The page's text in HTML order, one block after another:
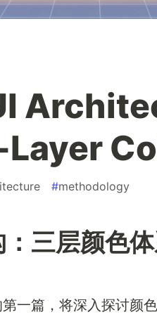
#methodology
三层颜色
第一篇，将深入探讨颜